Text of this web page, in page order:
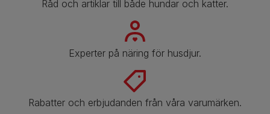
Råd och artiklar till både hundar och katter.
Experter på näring för husdjur.
Rabatter och erbjudanden från våra varumärken.